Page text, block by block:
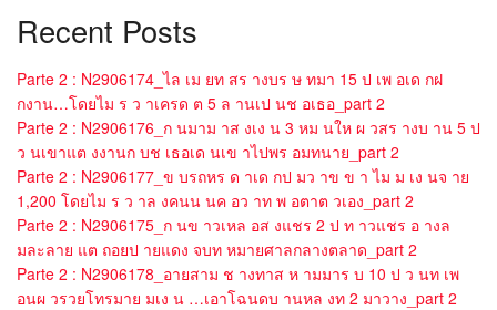
Recent Posts
Parte 2 : N2906174_ไล เม ยท สร างบร ษ ทมา 15 ป เพ อเด กฝ
กงาน…โดยไม ร ว าเครด ต 5 ล านเป นช อเธอ_part 2
Parte 2 : N2906176_ก นมาม าส งเง น 3 หม นให ผ วสร างบ าน 5 ป
ว นเขาแต งงานก บช เธอเด นเข าไปพร อมทนาย_part 2
Parte 2 : N2906177_ข บรถหร ด าเด กป มว าข ข า ไม ม เง นจ าย
1,200 โดยไม ร ว าล งคนน นค อว าท พ อตาต วเอง_part 2
Parte 2 : N2906175_ก นข าวเหล อส งแชร 2 ป ท าวแชร อ างล
มละลาย แต ถอยป ายแดง จบท หมายศาลกลางตลาด_part 2
Parte 2 : N2906178_อายสาม ช างทาส ห ามมาร บ 10 ป ว นท เพ
อนผ วรวยโทรมาย มเง น …เอาโฉนดบ านหล งท 2 มาวาง_part 2